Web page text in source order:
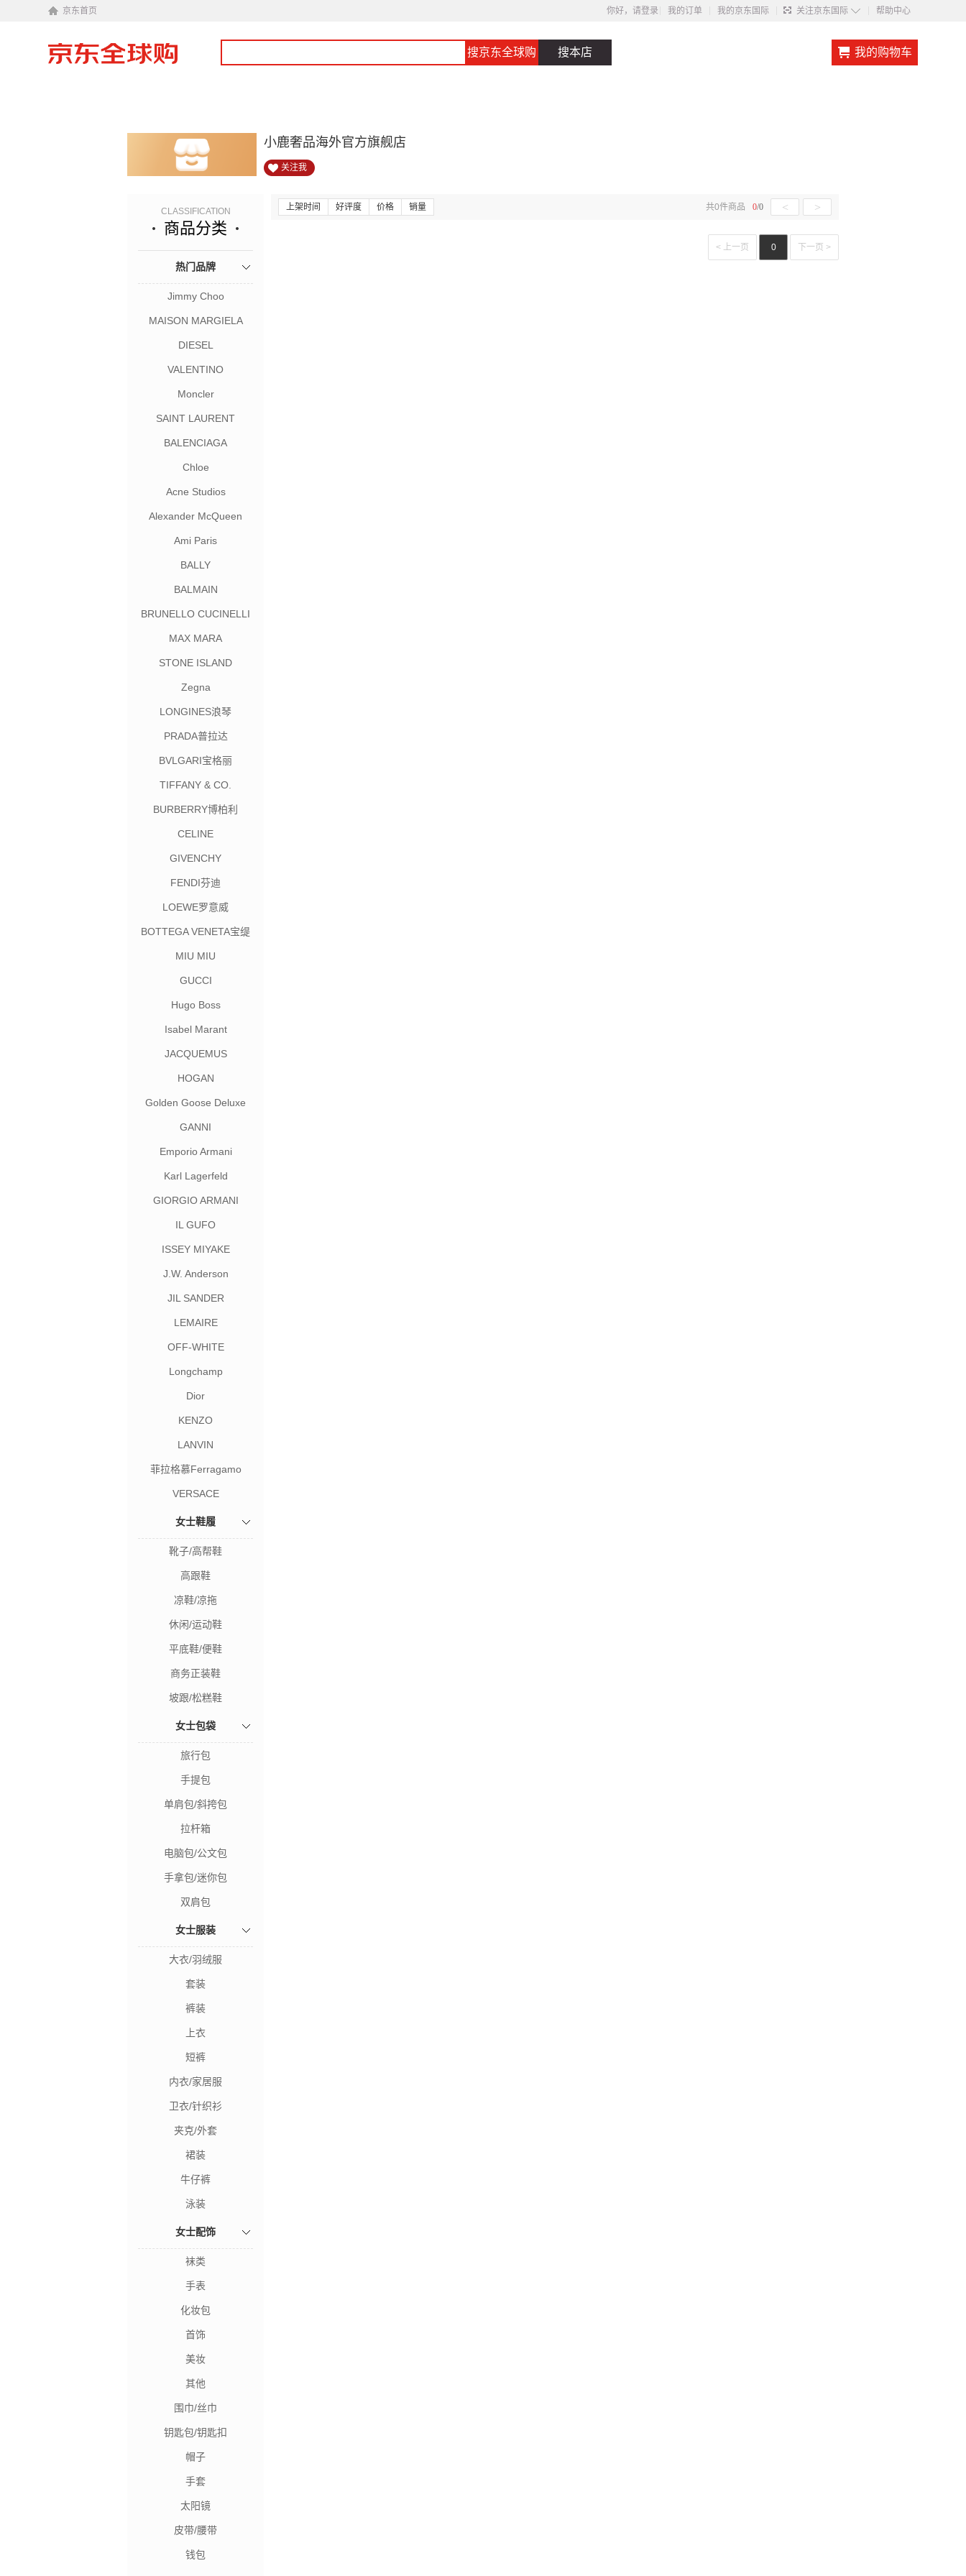
京东首页 你好，请登录 我的订单 我的京东国际 关注京东国际 ◇ 帮助中心
搜京东全球购 搜本店 我的购物车
小鹿奢品海外官方旗舰店
关注我
CLASSIFICATION
商品分类
热门品牌
Jimmy Choo
MAISON MARGIELA
DIESEL
VALENTINO
Moncler
SAINT LAURENT
BALENCIAGA
Chloe
Acne Studios
Alexander McQueen
Ami Paris
BALLY
BALMAIN
BRUNELLO CUCINELLI
MAX MARA
STONE ISLAND
Zegna
LONGINES浪琴
PRADA普拉达
BVLGARI宝格丽
TIFFANY & CO.
BURBERRY博柏利
CELINE
GIVENCHY
FENDI芬迪
LOEWE罗意威
BOTTEGA VENETA宝缇
MIU MIU
GUCCI
Hugo Boss
Isabel Marant
JACQUEMUS
HOGAN
Golden Goose Deluxe
GANNI
Emporio Armani
Karl Lagerfeld
GIORGIO ARMANI
IL GUFO
ISSEY MIYAKE
J.W. Anderson
JIL SANDER
LEMAIRE
OFF-WHITE
Longchamp
Dior
KENZO
LANVIN
菲拉格慕Ferragamo
VERSACE
女士鞋履
靴子/高帮鞋
高跟鞋
凉鞋/凉拖
休闲/运动鞋
平底鞋/便鞋
商务正装鞋
坡跟/松糕鞋
女士包袋
旅行包
手提包
单肩包/斜挎包
拉杆箱
电脑包/公文包
手拿包/迷你包
双肩包
女士服装
大衣/羽绒服
套装
裤装
上衣
短裤
内衣/家居服
卫衣/针织衫
夹克/外套
裙装
牛仔裤
泳装
女士配饰
袜类
手表
化妆包
首饰
美妆
其他
围巾/丝巾
钥匙包/钥匙扣
帽子
手套
太阳镜
皮带/腰带
钱包
上架时间 好评度 价格 销量 0/0 < >
共0件商品
< 上一页 0 下一页 >